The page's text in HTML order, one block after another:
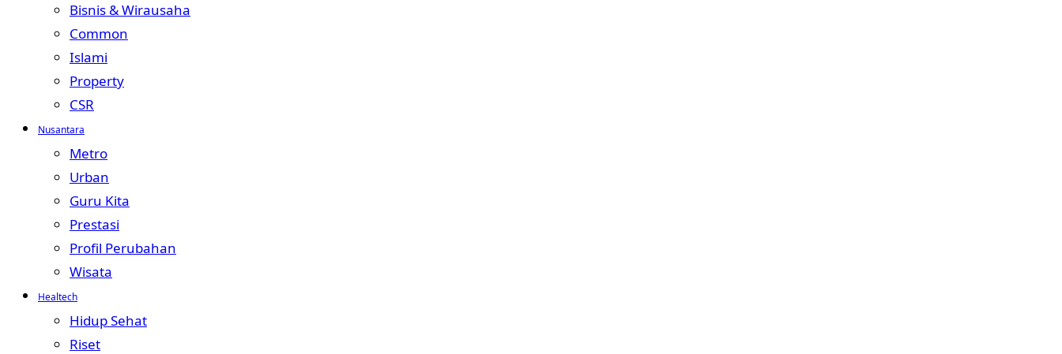
Bisnis & Wirausaha
Common
Islami
Property
CSR
Nusantara
Metro
Urban
Guru Kita
Prestasi
Profil Perubahan
Wisata
Healtech
Hidup Sehat
Riset